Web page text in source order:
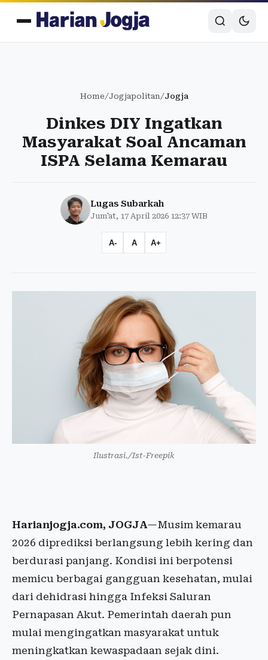
Home/Jogjapolitan/Jogja
Dinkes DIY Ingatkan
Masyarakat Soal Ancaman
ISPA Selama Kemarau
Lugas Subarkah
Jum'at, 17 April 2026 12:37 WIB
A- A A+
Ilustrasi./Ist-Freepik
Harianjogja.com, JOGJA—Musim kemarau
2026 diprediksi berlangsung lebih kering dan
berdurasi panjang. Kondisi ini berpotensi
memicu berbagai gangguan kesehatan, mulai
dari dehidrasi hingga Infeksi Saluran
Pernapasan Akut. Pemerintah daerah pun
mulai mengingatkan masyarakat untuk
meningkatkan kewaspadaan sejak dini.